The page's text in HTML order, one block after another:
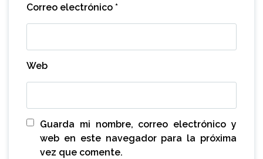
Correo electrónico *
Web
Guarda mi nombre, correo electrónico y
web en este navegador para la próxima
vez que comente.